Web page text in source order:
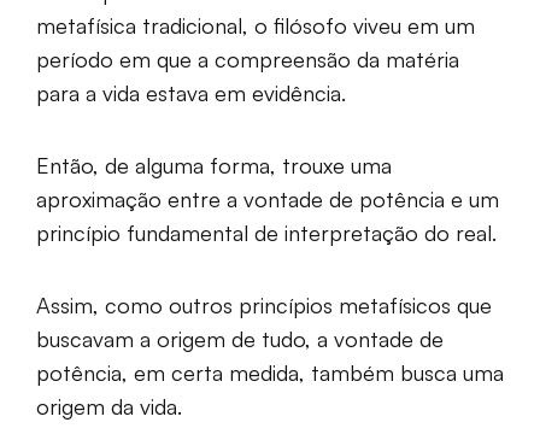
metafísica tradicional, o filósofo viveu em um
período em que a compreensão da matéria
para a vida estava em evidência.
Então, de alguma forma, trouxe uma
aproximação entre a vontade de potência e um
princípio fundamental de interpretação do real.
Assim, como outros princípios metafísicos que
buscavam a origem de tudo, a vontade de
potência, em certa medida, também busca uma
origem da vida.